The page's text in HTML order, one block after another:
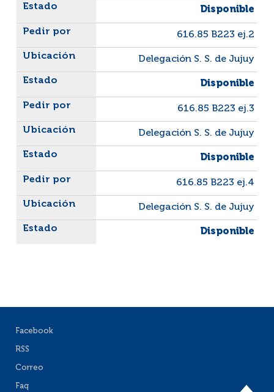
Disponible
616.85 B223 ej.2
Delegación S. S. de Jujuy
Disponible
616.85 B223 ej.3
Delegación S. S. de Jujuy
Disponible
616.85 B223 ej.4
Delegación S. S. de Jujuy
Disponible
Facebook
RSS
Correo
Faq